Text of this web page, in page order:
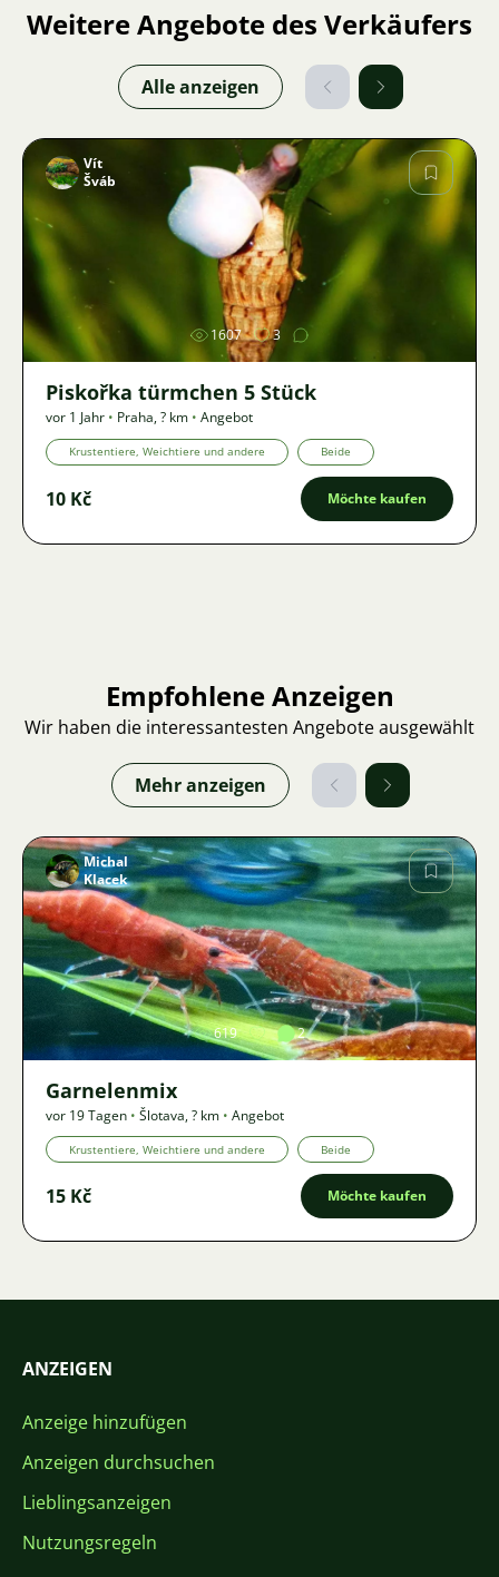
Weitere Angebote des Verkäufers
Alle anzeigen
Bild
Vít
Šváb
1607 3
Piskořka türmchen 5 Stück
vor 1 Jahr • Praha,? km • Angebot
Krustentiere, Weichtiere und andere Beide
10 Kč Möchte kaufen
Empfohlene Anzeigen
Wir haben die interessantesten Angebote ausgewählt
Mehr anzeigen
Bild
Michal
Klacek
619 2
Garnelenmix
vor 19 Tagen • Šlotava,? km • Angebot
Krustentiere, Weichtiere und andere Beide
15 Kč Möchte kaufen
ANZEIGEN
Anzeige hinzufügen
Anzeigen durchsuchen
Lieblingsanzeigen
Nutzungsregeln